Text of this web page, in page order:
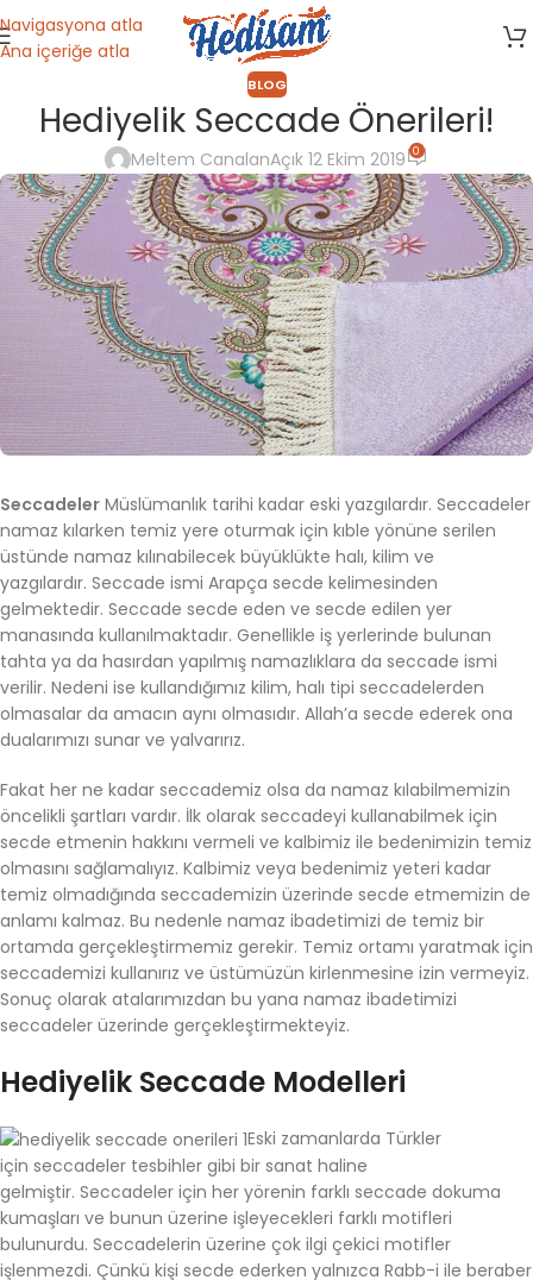
Navigasyona atla
Ana içeriğe atla
BLOG
Hediyelik Seccade Önerileri!
Meltem CanalanAçık 12 Ekim 2019 0
Seccadeler Müslümanlık tarihi kadar eski yazgılardır. Seccadeler
namaz kılarken temiz yere oturmak için kıble yönüne serilen
üstünde namaz kılınabilecek büyüklükte halı, kilim ve
yazgılardır. Seccade ismi Arapça secde kelimesinden
gelmektedir. Seccade secde eden ve secde edilen yer
manasında kullanılmaktadır. Genellikle iş yerlerinde bulunan
tahta ya da hasırdan yapılmış namazlıklara da seccade ismi
verilir. Nedeni ise kullandığımız kilim, halı tipi seccadelerden
olmasalar da amacın aynı olmasıdır. Allah’a secde ederek ona
dualarımızı sunar ve yalvarırız.
Fakat her ne kadar seccademiz olsa da namaz kılabilmemizin
öncelikli şartları vardır. İlk olarak seccadeyi kullanabilmek için
secde etmenin hakkını vermeli ve kalbimiz ile bedenimizin temiz
olmasını sağlamalıyız. Kalbimiz veya bedenimiz yeteri kadar
temiz olmadığında seccademizin üzerinde secde etmemizin de
anlamı kalmaz. Bu nedenle namaz ibadetimizi de temiz bir
ortamda gerçekleştirmemiz gerekir. Temiz ortamı yaratmak için
seccademizi kullanırız ve üstümüzün kirlenmesine izin vermeyiz.
Sonuç olarak atalarımızdan bu yana namaz ibadetimizi
seccadeler üzerinde gerçekleştirmekteyiz.
Hediyelik Seccade Modelleri
Eski zamanlarda Türkler
için seccadeler tesbihler gibi bir sanat haline
gelmiştir. Seccadeler için her yörenin farklı seccade dokuma
kumaşları ve bunun üzerine işleyecekleri farklı motifleri
bulunurdu. Seccadelerin üzerine çok ilgi çekici motifler
işlenmezdi. Çünkü kişi secde ederken yalnızca Rabb-i ile beraber